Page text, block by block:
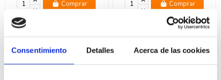
Consentimiento Detalles Acerca de las cookies
Comprar Comprar